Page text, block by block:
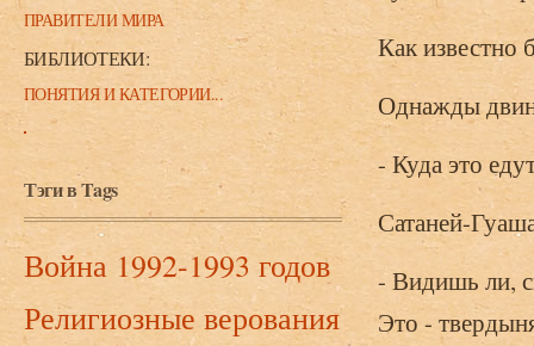
ПРАВИТЕЛИ МИРА
БИБЛИОТЕКИ:
ПОНЯТИЯ И КАТЕГОРИИ...
Тэги в Tags
Война 1992-1993 годов
Религиозные верования
Как известно
Однажды
- Куда это
Сатаней-
- Видишь ли,
Это -